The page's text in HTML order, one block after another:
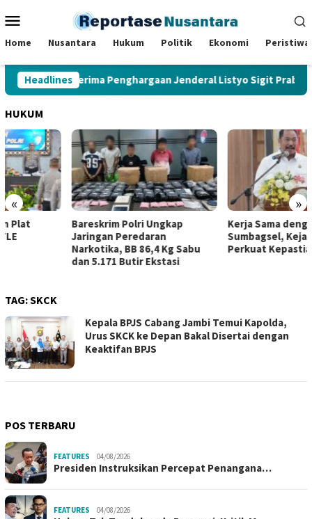
ke
Mobile
Home Nusantara Hukum Politik Ekonomi Peristiwa
Headlines
Bungo Terima Penghargaan Jenderal Listyo Sigit Prabowo
HUKUM
« »
Bareskrim Polri Ungkap
Jaringan Peredaran
Narkotika, BB 86,4 Kg Sabu
dan 5.171 Butir Ekstasi
Kerja Sama dengan SKK Migas
Sumbagsel, Kejati Jambi
Perkuat Kepastian Hukum
TAG:SKCK
Kepala BPJS Cabang Jambi Temui Kapolda,
Urus SKCK ke Depan Bakal Disertai dengan
Keaktifan BPJS
POS TERBARU
FEATURES 04/08/2026
Presiden Instruksikan Percepat Penangana…
FEATURES 04/08/2026